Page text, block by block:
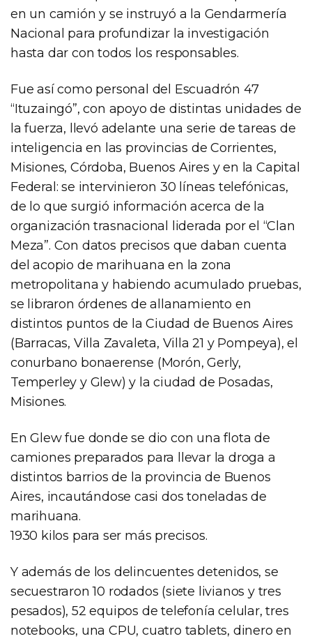
en un camión y se instruyó a la Gendarmería
Nacional para profundizar la investigación
hasta dar con todos los responsables.
Fue así como personal del Escuadrón 47
“Ituzaingó”, con apoyo de distintas unidades de
la fuerza, llevó adelante una serie de tareas de
inteligencia en las provincias de Corrientes,
Misiones, Córdoba, Buenos Aires y en la Capital
Federal: se intervinieron 30 líneas telefónicas,
de lo que surgió información acerca de la
organización trasnacional liderada por el “Clan
Meza”. Con datos precisos que daban cuenta
del acopio de marihuana en la zona
metropolitana y habiendo acumulado pruebas,
se libraron órdenes de allanamiento en
distintos puntos de la Ciudad de Buenos Aires
(Barracas, Villa Zavaleta, Villa 21 y Pompeya), el
conurbano bonaerense (Morón, Gerly,
Temperley y Glew) y la ciudad de Posadas,
Misiones.
En Glew fue donde se dio con una flota de
camiones preparados para llevar la droga a
distintos barrios de la provincia de Buenos
Aires, incautándose casi dos toneladas de
marihuana.
1930 kilos para ser más precisos.
Y además de los delincuentes detenidos, se
secuestraron 10 rodados (siete livianos y tres
pesados), 52 equipos de telefonía celular, tres
notebooks, una CPU, cuatro tablets, dinero en